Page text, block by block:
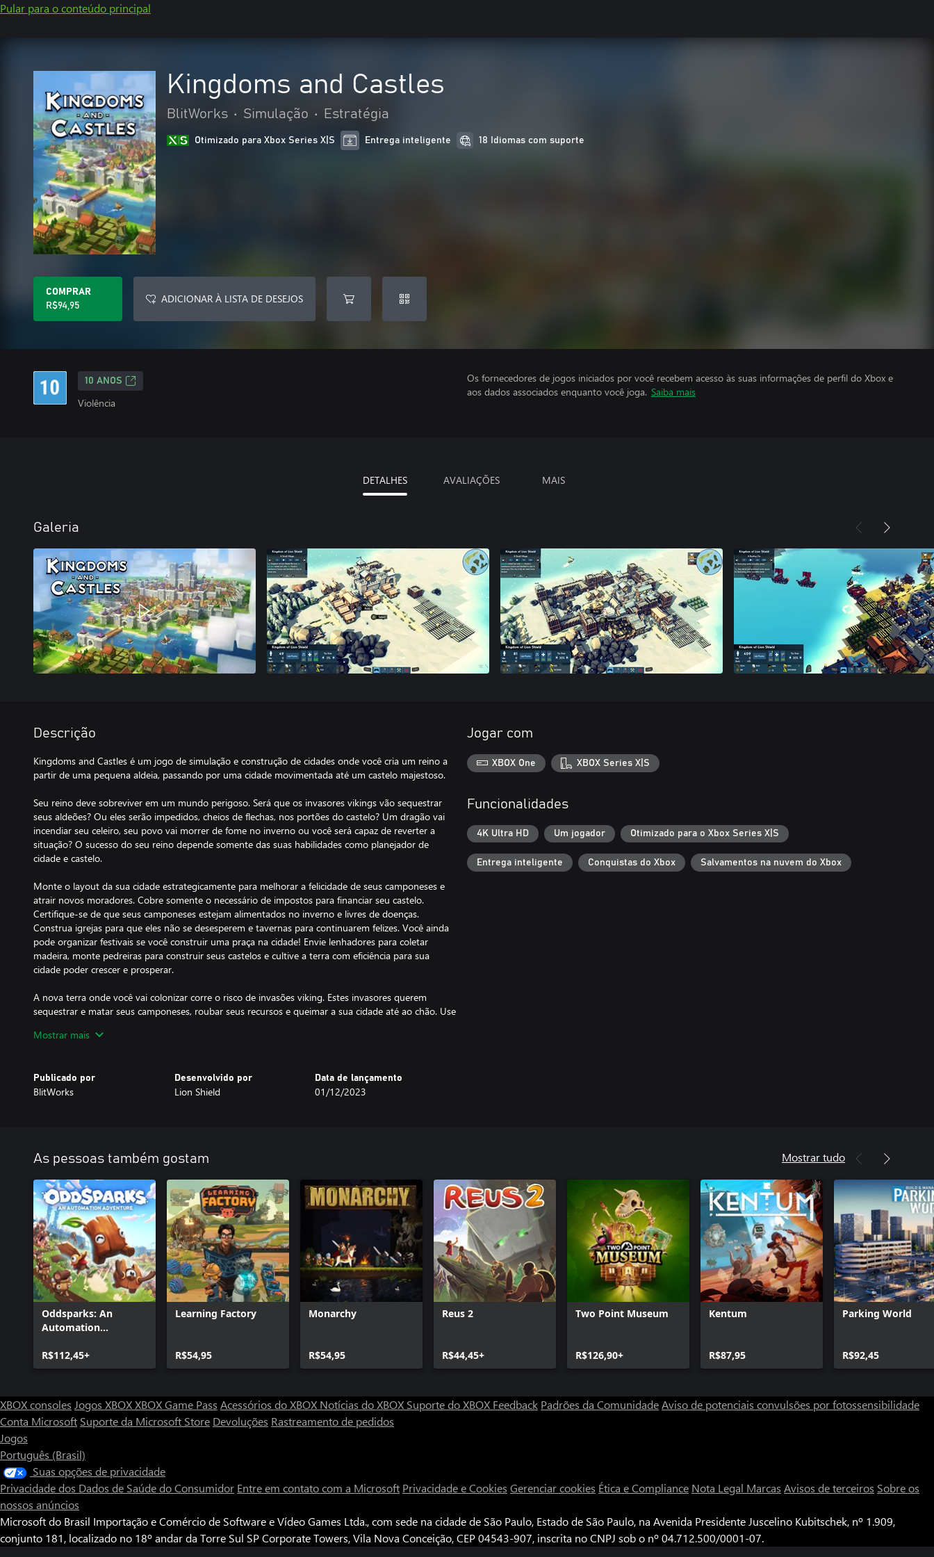
Pular para o conteúdo principal
Kingdoms and Castles
BlitWorks • Simulação • Estratégia
Otimizado para Xbox Series X|S Entrega inteligente 18 Idiomas com suporte
COMPRAR
R$94,95
ADICIONAR À LISTA DE DESEJOS
10 ANOS
Violência
Os fornecedores de jogos iniciados por você recebem acesso às suas informações de perfil do Xbox e
aos dados associados enquanto você joga. Saiba mais
DETALHES AVALIAÇÕES MAIS
Galeria
Descrição
Kingdoms and Castles é um jogo de simulação e construção de cidades onde você cria um reino a
partir de uma pequena aldeia, passando por uma cidade movimentada até um castelo majestoso.
Seu reino deve sobreviver em um mundo perigoso. Será que os invasores vikings vão sequestrar
seus aldeões? Ou eles serão impedidos, cheios de flechas, nos portões do castelo? Um dragão vai
incendiar seu celeiro, seu povo vai morrer de fome no inverno ou você será capaz de reverter a
situação? O sucesso do seu reino depende somente das suas habilidades como planejador de
cidade e castelo.
Monte o layout da sua cidade estrategicamente para melhorar a felicidade de seus camponeses e
atrair novos moradores. Cobre somente o necessário de impostos para financiar seu castelo.
Certifique-se de que seus camponeses estejam alimentados no inverno e livres de doenças.
Construa igrejas para que eles não se desesperem e tavernas para continuarem felizes. Você ainda
pode organizar festivais se você construir uma praça na cidade! Envie lenhadores para coletar
madeira, monte pedreiras para construir seus castelos e cultive a terra com eficiência para sua
cidade poder crescer e prosperar.
A nova terra onde você vai colonizar corre o risco de invasões viking. Estes invasores querem
sequestrar e matar seus camponeses, roubar seus recursos e queimar a sua cidade até ao chão. Use
podem ser colocados em qualquer lugar. Muralhas e torres são criadas dinamicamente com base
expressar sua glória como rei ou rainha.
suas florestas de forma responsável.
Forje o destino do seu reino em Kingdoms and Castles, uma cativante aventura de construção de
cidades onde suas escolhas definem a prosperidade e a sobrevivência do seu reino.
Mostrar mais
Publicado por
BlitWorks
Desenvolvido por
Lion Shield
Data de lançamento
01/12/2023
Jogar com
XBOX One XBOX Series X|S
Funcionalidades
4K Ultra HD Um jogador Otimizado para o Xbox Series X|S
Entrega inteligente Conquistas do Xbox Salvamentos na nuvem do Xbox
As pessoas também gostam Mostrar tudo
Oddsparks: An
Automation
R$112,45+
Learning Factory
R$54,95
Monarchy
R$54,95
Reus 2
R$44,45+
Two Point Museum
R$126,90+
Kentum
R$87,95
Parking World
R$92,45
XBOX consoles Jogos XBOXXBOX Game Pass Acessórios do XBOX Notícias do XBOX Suporte do XBOX Feedback Padrões da ComunidadeAviso de potenciais convulsões por fotossensibilidade
Conta Microsoft Suporte da Microsoft Store Devoluções Rastreamento de pedidos
Jogos
Português (Brasil)
Suas opções de privacidade
Privacidade dos Dados de Saúde do Consumidor Entre em contato com a Microsoft Privacidade e Cookies Gerenciar cookies Ética e Compliance Nota Legal Marcas Avisos de terceiros Sobre os
nossos anúncios
Microsoft do Brasil Importação e Comércio de Software e Vídeo Games Ltda., com sede na cidade de São Paulo, Estado de São Paulo, na Avenida Presidente Juscelino Kubitschek, nº 1.909,
conjunto 181, localizado no 18º andar da Torre Sul SP Corporate Towers, Vila Nova Conceição, CEP 04543-907, inscrita no CNPJ sob o nº 04.712.500/0001-07.